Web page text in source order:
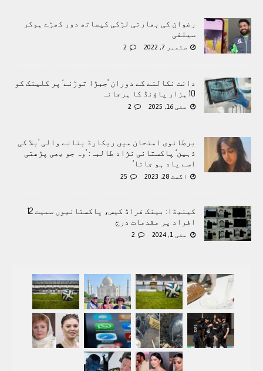
رضوان کی بھارتی لڑکی کیساتھ دور کھڑے ہوکر
سیلفی
ستمبر 7, 2022 2
دانت نکالنے کے دوران ’جبڑا توڑنے‘ پر کلینک کو
10 ہزار پاؤنڈ کا ہرجانہ
مئی 16, 2025 2
برطانوی امتحان میں ریکارڈ بنانے والی ’بلا کی
ذہین‘ پاکستانی نژاد طالبہ: ’وہ جو بھی پڑھتی
اسے یاد ہو جاتا‘
اگست 28, 2023 25
کینیڈا: بینک فراڈ کیس، پاکستانیوں سمیت 12
افراد پر مقدمات درج
مئی 1, 2024 2